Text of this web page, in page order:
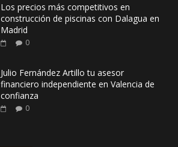
Los precios más competitivos en
construcción de piscinas con Dalagua en
Madrid
0
Julio Fernández Artillo tu asesor
financiero independiente en Valencia de
confianza
0